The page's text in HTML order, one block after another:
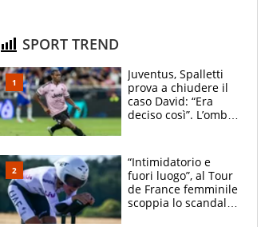
SPORT TREND
Juventus, Spalletti
prova a chiudere il
caso David: “Era
deciso così”. L’ombra
“Intimidatorio e
fuori luogo”, al Tour
de France femminile
scoppia lo scandalo: